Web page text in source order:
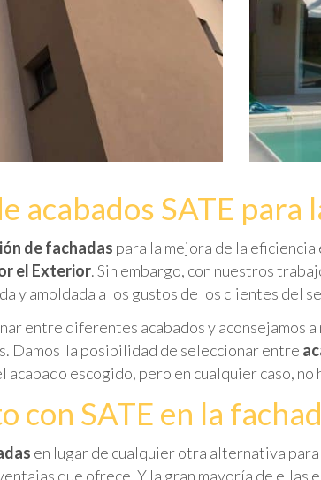
acabados SATE
de fachadas para la mejora de la
el Exterior. Sin embargo, con nuestros
y amoldada a los gustos de los clientes del
entre diferentes acabados y aconsejamos
Damos la posibilidad de seleccionar entre
acabado escogido, pero en cualquier caso,
con SATE en la
en lugar de cualquier otra alternativa para
que ofrece. Y la gran mayoría de